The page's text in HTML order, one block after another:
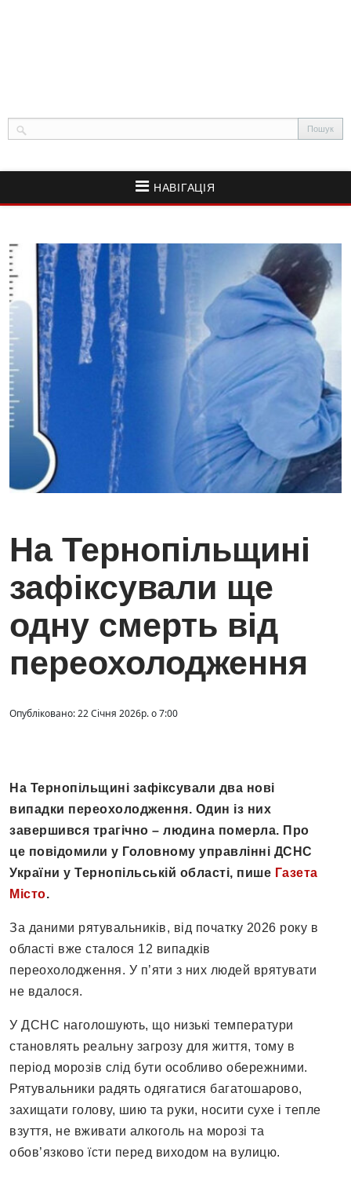
НАВІГАЦІЯ
На Тернопільщині
зафіксували ще
одну смерть від
переохолодження
Опубліковано: 22 Січня 2026р. о 7:00
На Тернопільщині зафіксували два нові
випадки переохолодження. Один із них
завершився трагічно – людина померла. Про
це повідомили у Головному управлінні ДСНС
України у Тернопільській області, пише Газета
Місто.
За даними рятувальників, від початку 2026 року в
області вже сталося 12 випадків
переохолодження. У п’яти з них людей врятувати
не вдалося.
У ДСНС наголошують, що низькі температури
становлять реальну загрозу для життя, тому в
період морозів слід бути особливо обережними.
Рятувальники радять одягатися багатошарово,
захищати голову, шию та руки, носити сухе і тепле
взуття, не вживати алкоголь на морозі та
обов’язково їсти перед виходом на вулицю.